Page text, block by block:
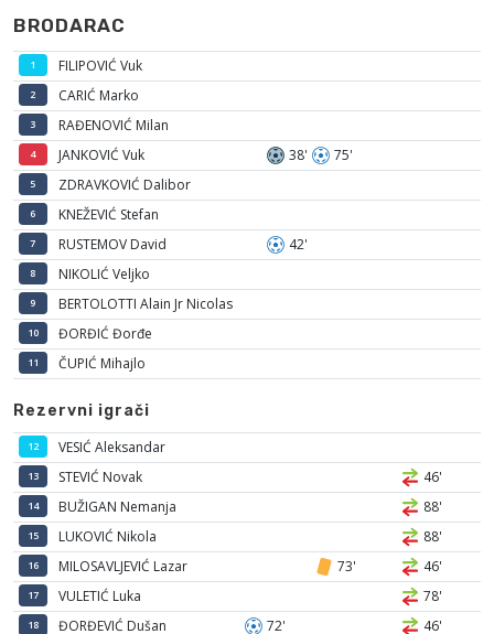
BRODARAC
1 FILIPOVIĆ Vuk
2 CARIĆ Marko
3 RAĐENOVIĆ Milan
4 JANKOVIĆ Vuk 38' 75'
5 ZDRAVKOVIĆ Dalibor
6 KNEŽEVIĆ Stefan
7 RUSTEMOV David 42'
8 NIKOLIĆ Veljko
9 BERTOLOTTI Alain Jr Nicolas
10 ĐORĐIĆ Đorđe
11 ČUPIĆ Mihajlo
Rezervni igrači
12 VESIĆ Aleksandar
13 STEVIĆ Novak 46'
14 BUŽIGAN Nemanja 88'
15 LUKOVIĆ Nikola 88'
16 MILOSAVLJEVIĆ Lazar 73' 46'
17 VULETIĆ Luka 78'
18 ĐORĐEVIĆ Dušan 72' 46'